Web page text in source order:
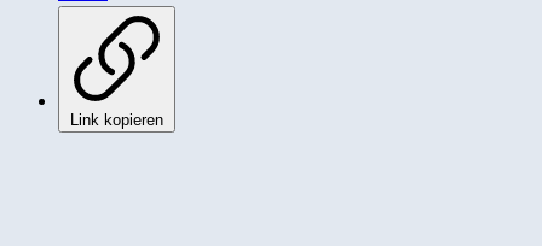
Link kopieren